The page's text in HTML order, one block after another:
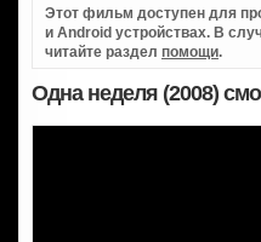
Этот фильм доступен для
и Android устройствах. В
читайте раздел помощи.
Одна неделя (2008)